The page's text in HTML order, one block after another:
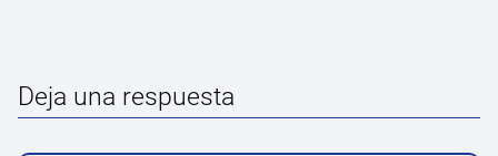
Deja una respuesta